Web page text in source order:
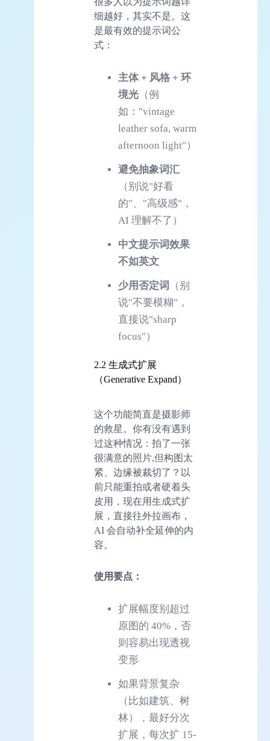
细越好，其实不是。这
是最有效的提示词公
式：
主体 + 风格 + 环
境光 （例
如："vintage
leather sofa, warm
afternoon light"）
避免抽象词汇
（别说"好看
的"、"高级感"，
AI 理解不了）
中文提示词效果
不如英文
少用否定词
（别
说"不要模糊"，
直接说"sharp
focus"）
2.2 生成式扩展
（Generative Expand）
这个功能简直是摄影师
的救星。你有没有遇到
过这种情况：拍了一张
很满意的照片,但构图太
紧、边缘被裁切了？以
前只能重拍或者硬着头
皮用，现在用生成式扩
展，直接往外拉画布，
AI 会自动补全延伸的内
容。
使用要点：
扩展幅度别超过
原图的 40%，否
则容易出现透视
变形
如果背景复杂
（比如建筑、树
林），最好分次
扩展，每次扩 15-